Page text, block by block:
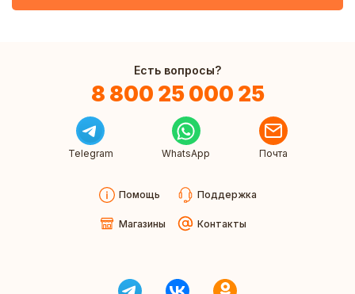
Есть вопросы?
8 800 25 000 25
Telegram WhatsApp Почта
Помощь Поддержка
Магазины Контакты